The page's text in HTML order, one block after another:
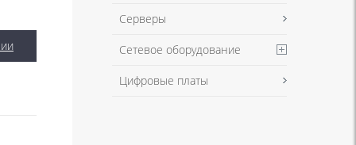
Серверы
Сетевое оборудование
Цифровые платы